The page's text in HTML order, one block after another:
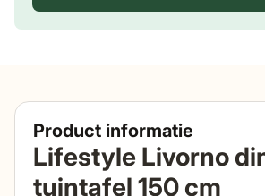
Product informatie
Lifestyle Livorno
tuintafel 150 cm